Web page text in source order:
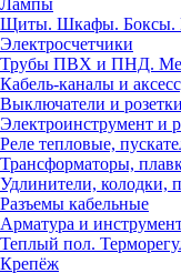
Лампы
Щиты. Шкафы. Боксы.
Электросчетчики
Трубы ПВХ и ПНД.
Кабель-каналы и
Выключатели и розетки
Электроинструмент и
Реле тепловые,
Трансформаторы,
Удлинители, колодки,
Разъемы кабельные
Арматура и
Теплый пол.
Крепёж